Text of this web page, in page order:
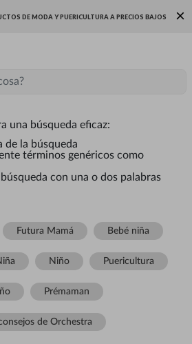
DE MODA Y PUERICULTURA A PRECIOS BAJOS ×
una búsqueda eficaz:
de la búsqueda
términos genéricos como
con una o dos palabras
Futura Mamá Bebé niña
Niño Puericultura
Prémaman
de Orchestra